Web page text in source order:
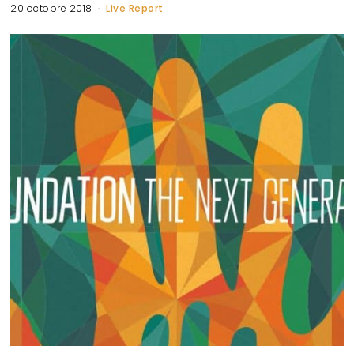
20 octobre 2018 Live Report